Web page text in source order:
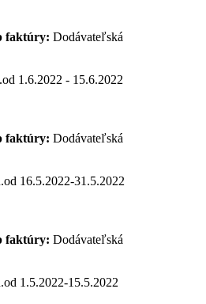
faktúry: Dodávateľská
1.6.2022 - 15.6.2022
faktúry: Dodávateľská
16.5.2022-31.5.2022
faktúry: Dodávateľská
1.5.2022-15.5.2022